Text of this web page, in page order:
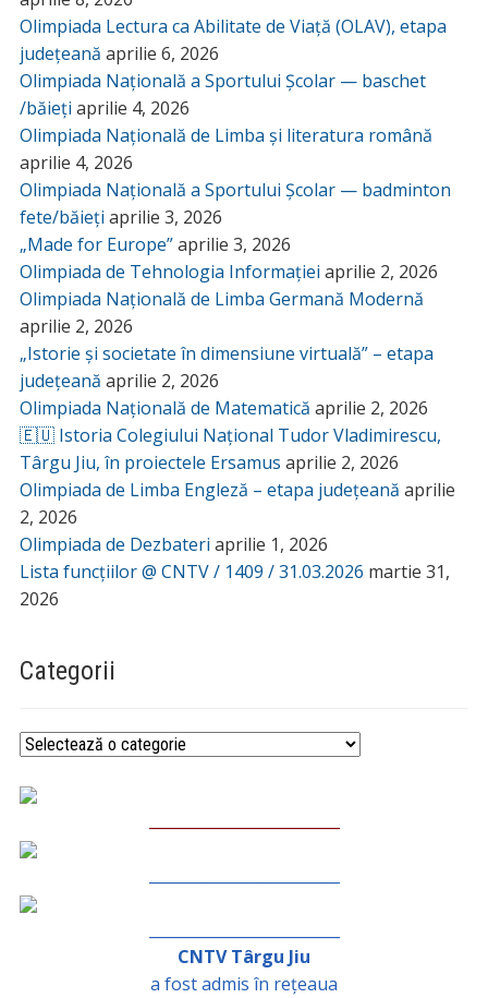
Olimpiada Lectura ca Abilitate de Viață (OLAV), etapa
județeană aprilie 6, 2026
Olimpiada Națională a Sportului Școlar — baschet
/băieți aprilie 4, 2026
Olimpiada Națională de Limba și literatura română
aprilie 4, 2026
Olimpiada Națională a Sportului Școlar — badminton
fete/băieți aprilie 3, 2026
„Made for Europe”aprilie 3, 2026
Olimpiada de Tehnologia Informației aprilie 2, 2026
Olimpiada Națională de Limba Germană Modernă
aprilie 2, 2026
„Istorie și societate în dimensiune virtuală” – etapa
județeană aprilie 2, 2026
Olimpiada Națională de Matematică aprilie 2, 2026
🇪🇺 Istoria Colegiului Național Tudor Vladimirescu,
Târgu Jiu, în proiectele Ersamus aprilie 2, 2026
Olimpiada de Limba Engleză – etapa județeană aprilie
2, 2026
Olimpiada de Dezbateri aprilie 1, 2026
Lista funcțiilor @ CNTV / 1409 / 31.03.2026 martie 31,
2026
Categorii
Categorii
CNTV Târgu Jiu
a fost admis în rețeaua